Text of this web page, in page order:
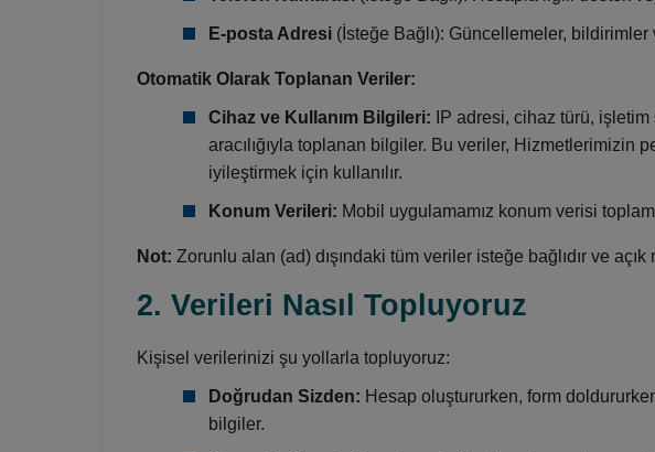
E-posta Adresi(İsteğe Bağlı): Güncellemeler, bildirimler
Otomatik Olarak Toplanan Veriler:
Cihaz ve Kullanım Bilgileri: IP adresi, cihaz türü,
aracılığıyla toplanan bilgiler. Bu veriler, Hizmetlerimizin
iyileştirmek için kullanılır.
Konum Verileri: Mobil uygulamamız konum verisi
Not: Zorunlu alan (ad) dışındaki tüm veriler isteğe bağlıdır ve açık
2. Verileri Nasıl Topluyoruz
Kişisel verilerinizi şu yollarla topluyoruz:
Doğrudan Sizden: Hesap oluştururken, form
bilgiler.